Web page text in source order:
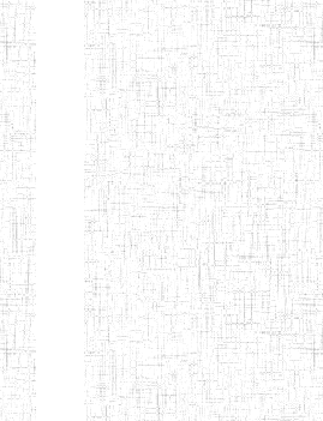
ENI
Chercher:
Effacer les filtres
Denomination
Type